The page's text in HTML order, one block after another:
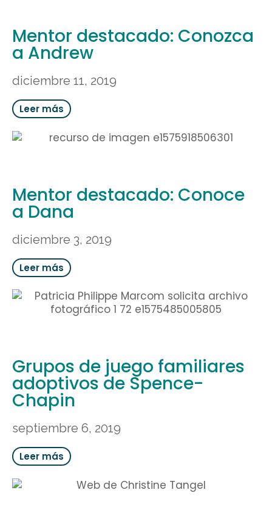
Mentor destacado: Conozca
a Andrew
diciembre 11, 2019
Leer más
Mentor destacado: Conoce
a Dana
diciembre 3, 2019
Leer más
Grupos de juego familiares
adoptivos de Spence-
Chapin
septiembre 6, 2019
Leer más